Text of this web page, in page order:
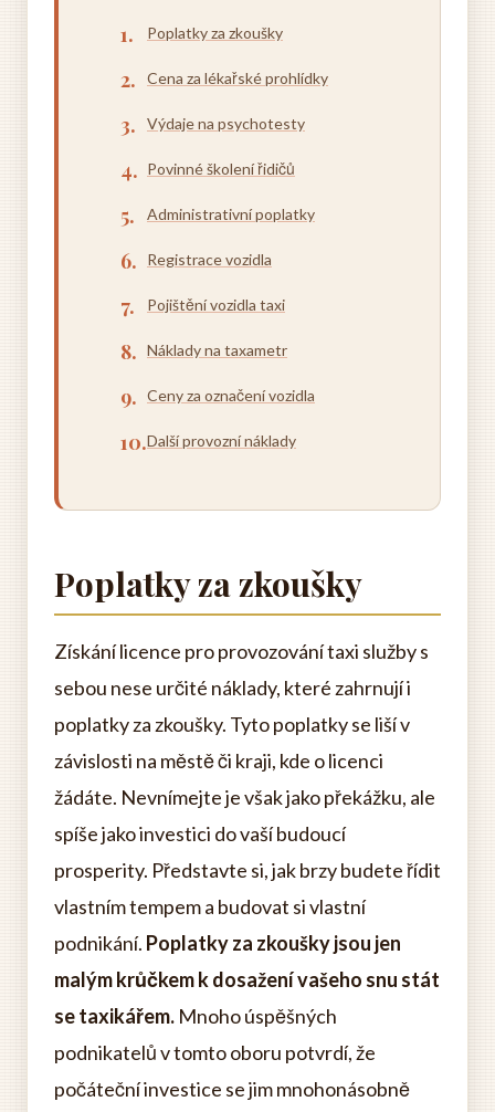
Poplatky za zkoušky
Cena za lékařské prohlídky
Výdaje na psychotesty
Povinné školení řidičů
Administrativní poplatky
Registrace vozidla
Pojištění vozidla taxi
Náklady na taxametr
Ceny za označení vozidla
Další provozní náklady
Poplatky za zkoušky
Získání licence pro provozování taxi služby s
sebou nese určité náklady, které zahrnují i
poplatky za zkoušky. Tyto poplatky se liší v
závislosti na městě či kraji, kde o licenci
žádáte. Nevnímejte je však jako překážku, ale
spíše jako investici do vaší budoucí
prosperity. Představte si, jak brzy budete řídit
vlastním tempem a budovat si vlastní
podnikání. Poplatky za zkoušky jsou jen
malým krůčkem k dosažení vašeho snu stát
se taxikářem. Mnoho úspěšných
podnikatelů v tomto oboru potvrdí, že
počáteční investice se jim mnohonásobně